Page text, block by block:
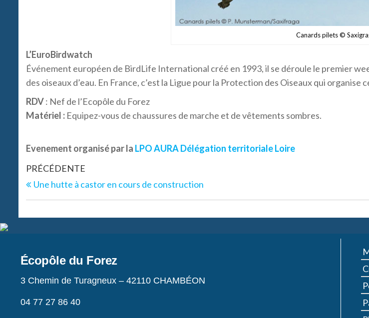
Canards pilets ©
L’EuroBirdwatch
Événement européen de BirdLife International créé en 1993, il se déroule le premier
des oiseaux d’eau. En France, c’est la Ligue pour la Protection des Oiseaux qui organise
RDV: Nef de l’Ecopôle du Forez
Matériel : Equipez-vous de chaussures de marche et de vêtements sombres.
Evenement organisé par la LPO AURA Délégation territoriale Loire
PRÉCÉDENTE
Une hutte à castor en cours de construction
Écopôle du Forez
3 Chemin de Turagneux – 42110 CHAMBÉON
04 77 27 86 40